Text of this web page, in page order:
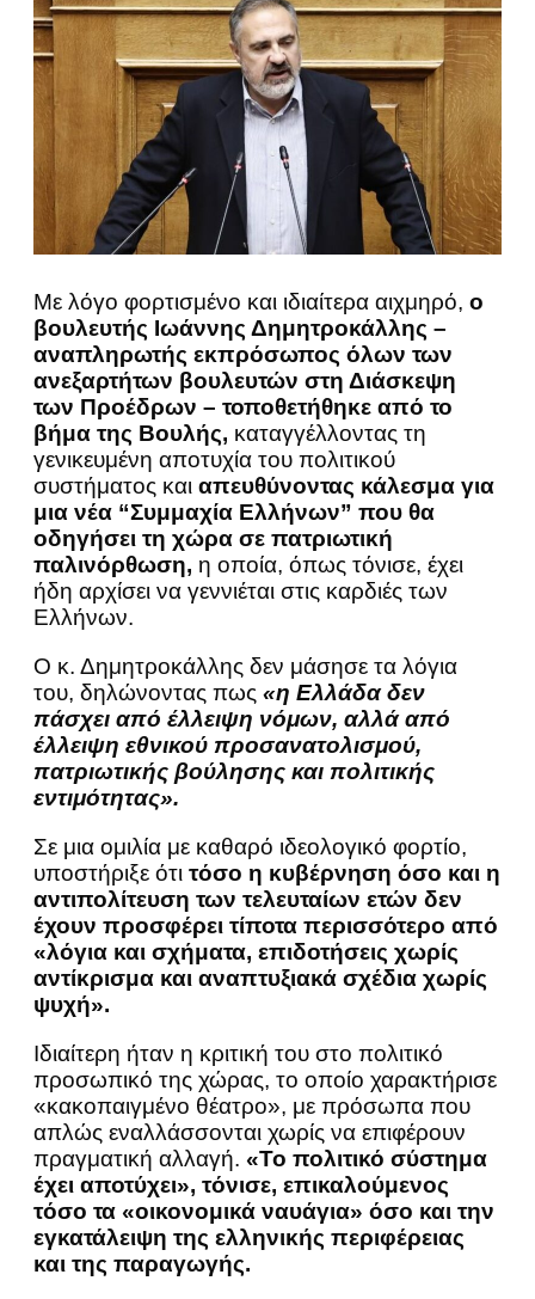
Με λόγο φορτισμένο και ιδιαίτερα αιχμηρό, ο
βουλευτής Ιωάννης Δημητροκάλλης –
αναπληρωτής εκπρόσωπος όλων των
ανεξαρτήτων βουλευτών στη Διάσκεψη
των Προέδρων – τοποθετήθηκε από το
βήμα της Βουλής, καταγγέλλοντας τη
γενικευμένη αποτυχία του πολιτικού
συστήματος και απευθύνοντας κάλεσμα για
μια νέα “Συμμαχία Ελλήνων” που θα
οδηγήσει τη χώρα σε πατριωτική
παλινόρθωση, η οποία, όπως τόνισε, έχει
ήδη αρχίσει να γεννιέται στις καρδιές των
Ελλήνων.
Ο κ. Δημητροκάλλης δεν μάσησε τα λόγια
του, δηλώνοντας πως «η Ελλάδα δεν
πάσχει από έλλειψη νόμων, αλλά από
έλλειψη εθνικού προσανατολισμού,
πατριωτικής βούλησης και πολιτικής
εντιμότητας».
Σε μια ομιλία με καθαρό ιδεολογικό φορτίο,
υποστήριξε ότι τόσο η κυβέρνηση όσο και η
αντιπολίτευση των τελευταίων ετών δεν
έχουν προσφέρει τίποτα περισσότερο από
«λόγια και σχήματα, επιδοτήσεις χωρίς
αντίκρισμα και αναπτυξιακά σχέδια χωρίς
ψυχή».
Ιδιαίτερη ήταν η κριτική του στο πολιτικό
προσωπικό της χώρας, το οποίο χαρακτήρισε
«κακοπαιγμένο θέατρο», με πρόσωπα που
απλώς εναλλάσσονται χωρίς να επιφέρουν
πραγματική αλλαγή. «Το πολιτικό σύστημα
έχει αποτύχει», τόνισε, επικαλούμενος
τόσο τα «οικονομικά ναυάγια» όσο και την
εγκατάλειψη της ελληνικής περιφέρειας
και της παραγωγής.